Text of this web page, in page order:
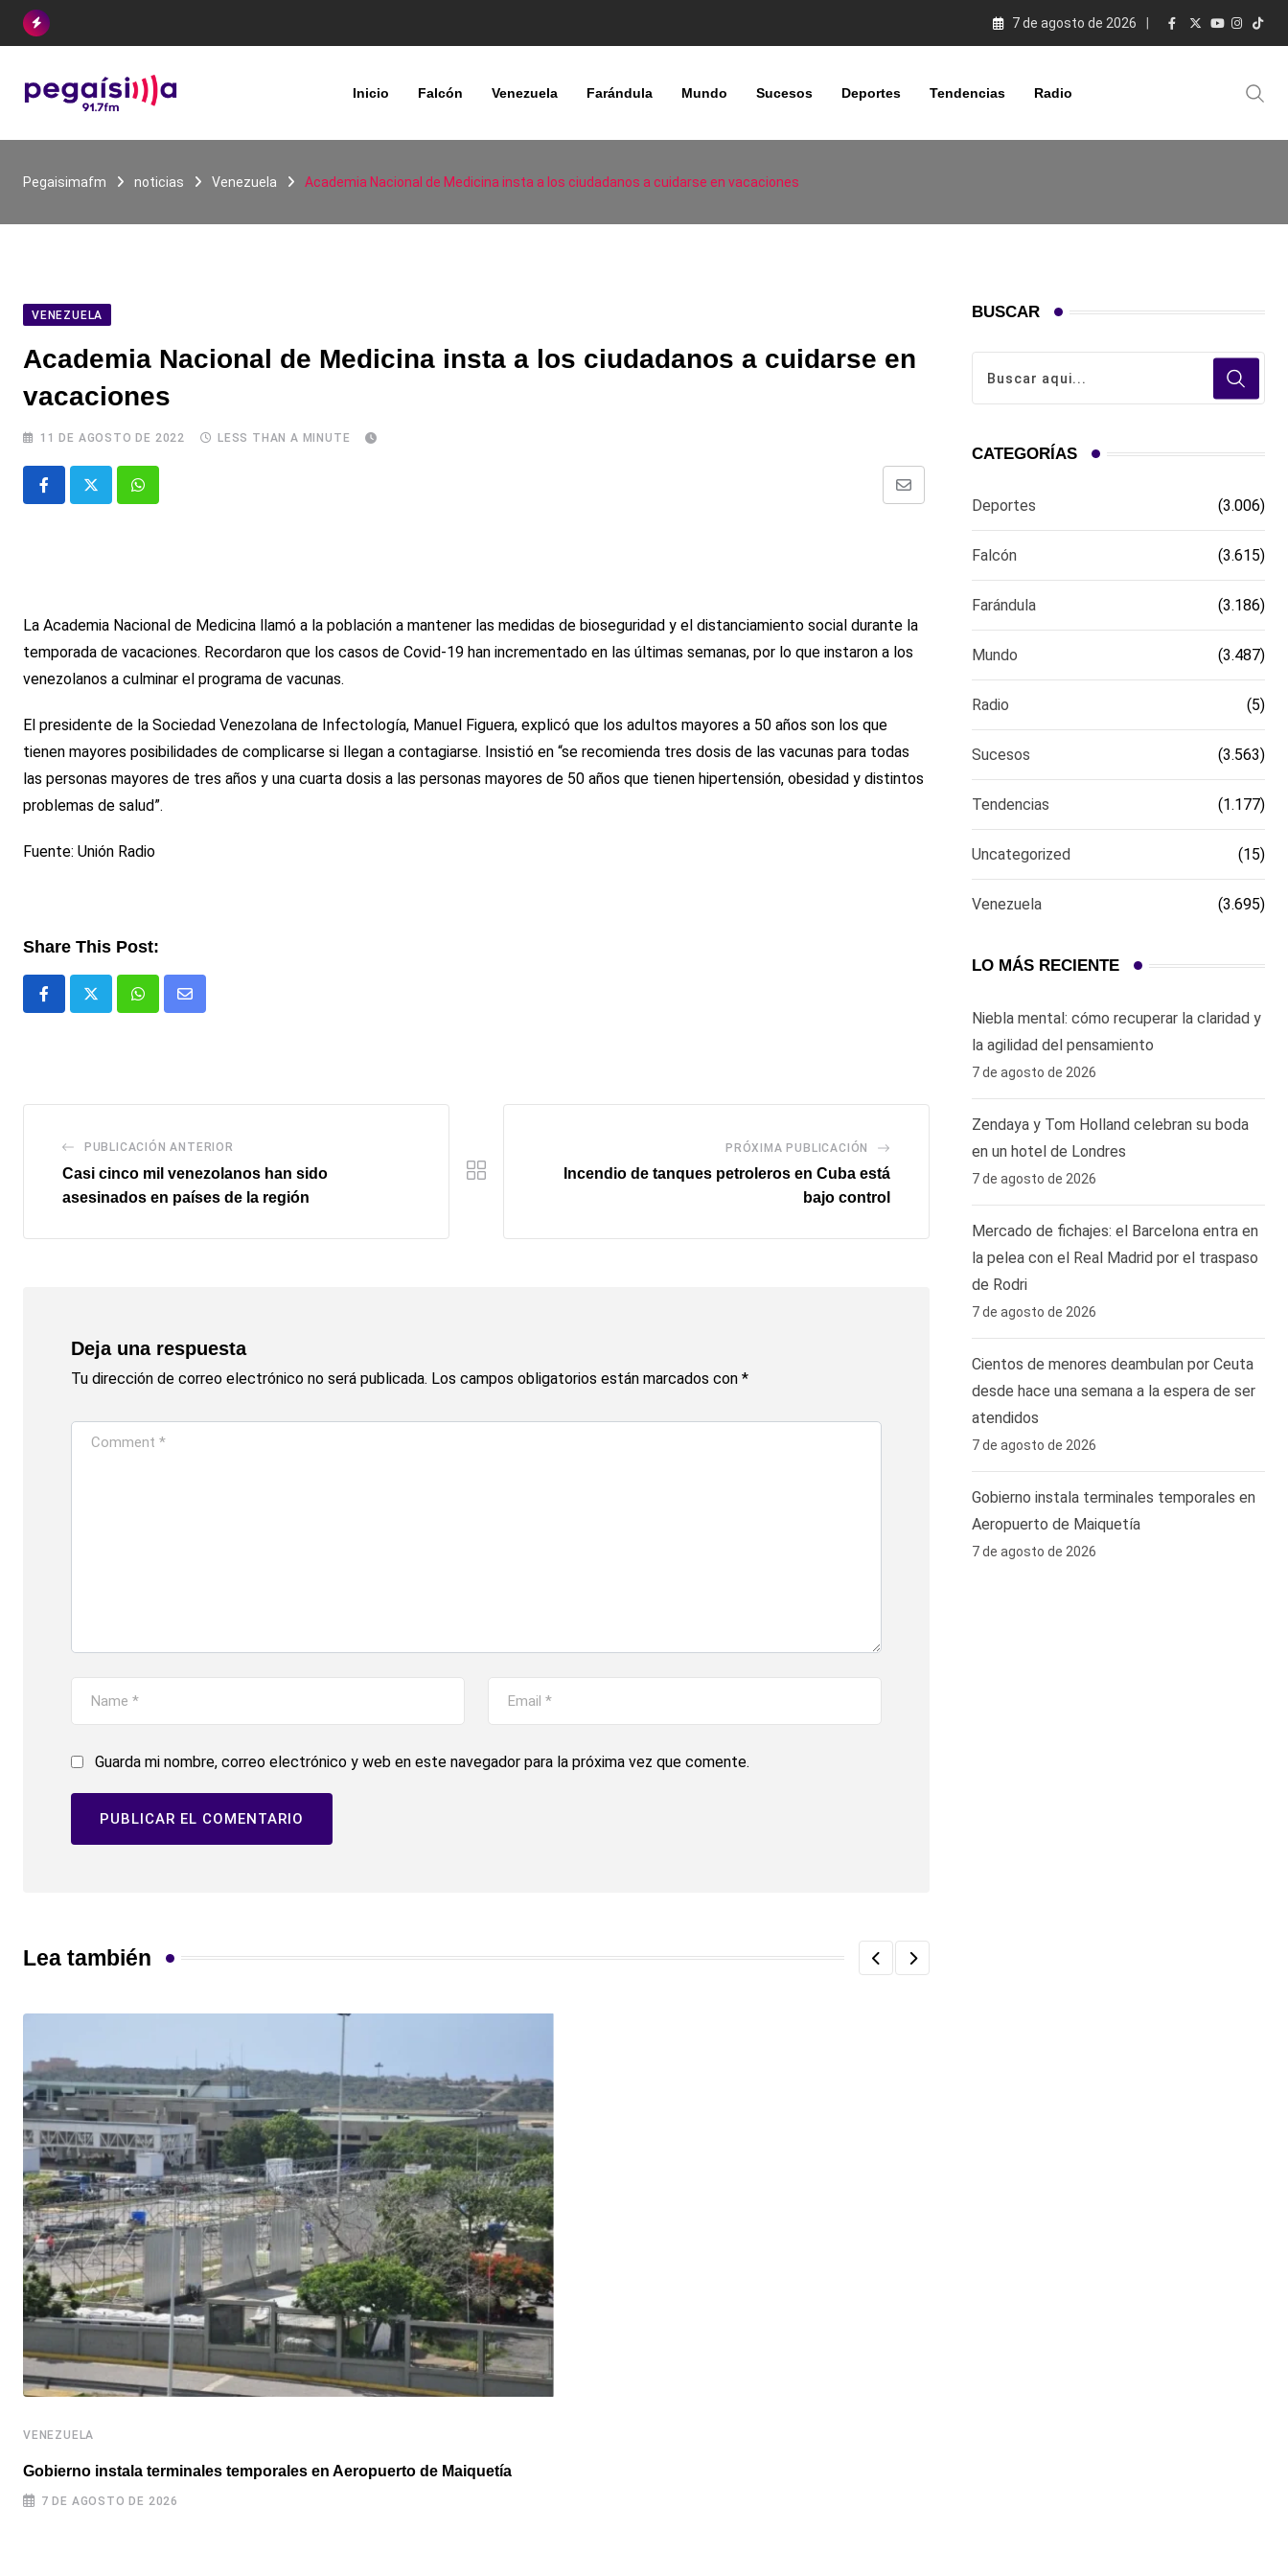
Skip
7 de agosto de 2026
Inicio Falcón Venezuela Farándula Mundo Sucesos Deportes Tendencias Radio
Pegaisimafm noticias Venezuela Academia Nacional de Medicina insta a los ciudadanos a cuidarse en vacaciones
VENEZUELA
Academia Nacional de Medicina insta a los ciudadanos a cuidarse en
vacaciones
11 DE AGOSTO DE 2022 LESS THAN A MINUTE
Whatsapp
Comparte
La Academia Nacional de Medicina llamó a la población a mantener las medidas de bioseguridad y el distanciamiento social durante la
temporada de vacaciones. Recordaron que los casos de Covid-19 han incrementado en las últimas semanas, por lo que instaron a los
venezolanos a culminar el programa de vacunas.
El presidente de la Sociedad Venezolana de Infectología, Manuel Figuera, explicó que los adultos mayores a 50 años son los que
tienen mayores posibilidades de complicarse si llegan a contagiarse. Insistió en “se recomienda tres dosis de las vacunas para todas
las personas mayores de tres años y una cuarta dosis a las personas mayores de 50 años que tienen hipertensión, obesidad y distintos
problemas de salud”.
Fuente: Unión Radio
Share This Post:
WhatsappComparte
PUBLICACIÓN ANTERIOR
Casi cinco mil venezolanos han sido
asesinados en países de la región
PRÓXIMA PUBLICACIÓN
Incendio de tanques petroleros en Cuba está
bajo control
Deja una respuesta
Tu dirección de correo electrónico no será publicada. Los campos obligatorios están marcados con *
Guarda mi nombre, correo electrónico y web en este navegador para la próxima vez que comente.
Lea también
VENEZUELA
Gobierno instala terminales temporales en Aeropuerto de Maiquetía
7 DE AGOSTO DE 2026
BUSCAR
CATEGORÍAS
Deportes (3.006)
Falcón (3.615)
Farándula (3.186)
Mundo (3.487)
Radio (5)
Sucesos (3.563)
Tendencias (1.177)
Uncategorized (15)
Venezuela (3.695)
LO MÁS RECIENTE
Niebla mental: cómo recuperar la claridad y
la agilidad del pensamiento
7 de agosto de 2026
Zendaya y Tom Holland celebran su boda
en un hotel de Londres
7 de agosto de 2026
Mercado de fichajes: el Barcelona entra en
la pelea con el Real Madrid por el traspaso
de Rodri
7 de agosto de 2026
Cientos de menores deambulan por Ceuta
desde hace una semana a la espera de ser
atendidos
7 de agosto de 2026
Gobierno instala terminales temporales en
Aeropuerto de Maiquetía
7 de agosto de 2026